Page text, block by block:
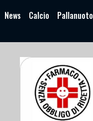
News Calcio Pallanuoto